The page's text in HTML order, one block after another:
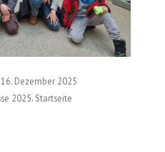
16. Dezember 2025
2025, Startseite